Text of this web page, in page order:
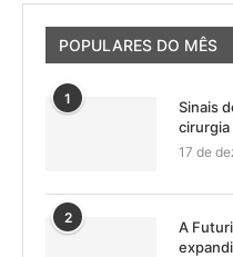
POPULARES DO MÊS
1
Sinais
cirurgia
17 de
2
A